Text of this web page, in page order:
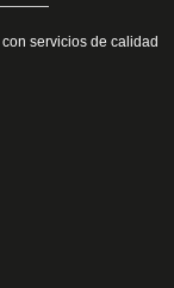
servicios de calidad